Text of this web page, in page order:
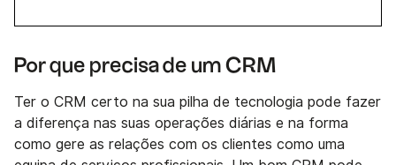
Por que precisa de um CRM
Ter o CRM certo na sua pilha de tecnologia pode fazer
a diferença nas suas operações diárias e na forma
como gere as relações com os clientes como uma